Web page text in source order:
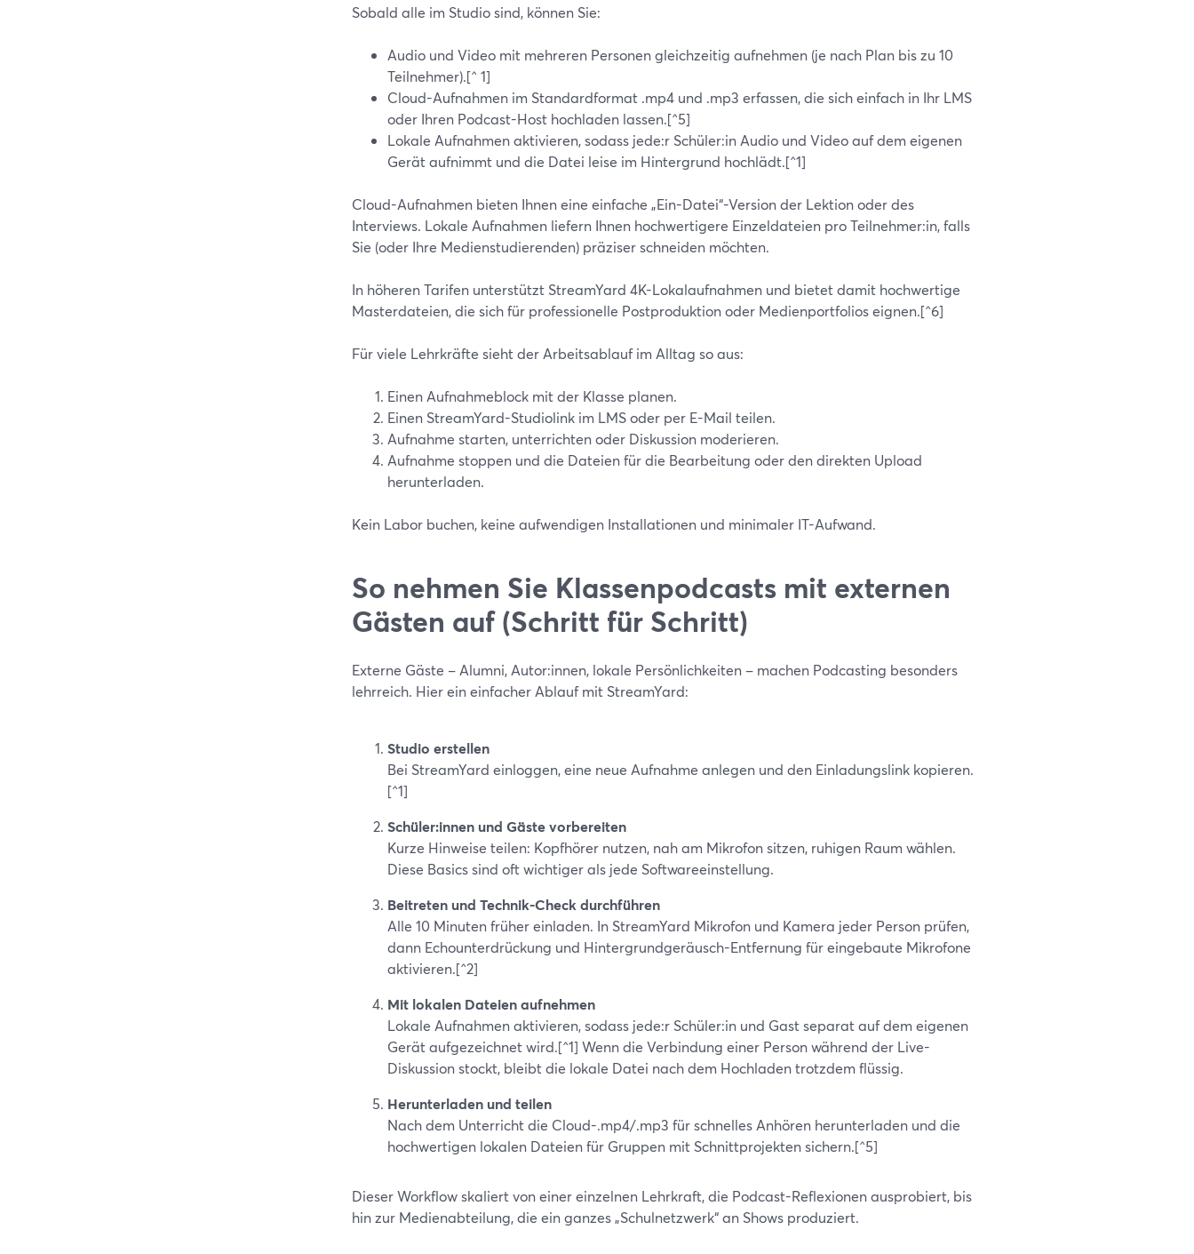
Sobald alle im Studio sind, können Sie:
Audio und Video mit mehreren Personen gleichzeitig aufnehmen (je nach Plan bis zu 10
Teilnehmer).[^ 1]
Cloud-Aufnahmen im Standardformat .mp4 und .mp3 erfassen, die sich einfach in Ihr LMS
oder Ihren Podcast-Host hochladen lassen.[^5]
Lokale Aufnahmen aktivieren, sodass jede:r Schüler:in Audio und Video auf dem eigenen
Gerät aufnimmt und die Datei leise im Hintergrund hochlädt.[^1]
Cloud-Aufnahmen bieten Ihnen eine einfache „Ein-Datei“-Version der Lektion oder des
Interviews. Lokale Aufnahmen liefern Ihnen hochwertigere Einzeldateien pro Teilnehmer:in, falls
Sie (oder Ihre Medienstudierenden) präziser schneiden möchten.
In höheren Tarifen unterstützt StreamYard 4K-Lokalaufnahmen und bietet damit hochwertige
Masterdateien, die sich für professionelle Postproduktion oder Medienportfolios eignen.[^6]
Für viele Lehrkräfte sieht der Arbeitsablauf im Alltag so aus:
Einen Aufnahmeblock mit der Klasse planen.
Einen StreamYard-Studiolink im LMS oder per E-Mail teilen.
Aufnahme starten, unterrichten oder Diskussion moderieren.
Aufnahme stoppen und die Dateien für die Bearbeitung oder den direkten Upload
herunterladen.
Kein Labor buchen, keine aufwendigen Installationen und minimaler IT-Aufwand.
So nehmen Sie Klassenpodcasts mit externen
Gästen auf (Schritt für Schritt)
Externe Gäste – Alumni, Autor:innen, lokale Persönlichkeiten – machen Podcasting besonders
lehrreich. Hier ein einfacher Ablauf mit StreamYard:
Studio erstellen
Bei StreamYard einloggen, eine neue Aufnahme anlegen und den Einladungslink kopieren.
[^1]
Schüler:innen und Gäste vorbereiten
Kurze Hinweise teilen: Kopfhörer nutzen, nah am Mikrofon sitzen, ruhigen Raum wählen.
Diese Basics sind oft wichtiger als jede Softwareeinstellung.
Beitreten und Technik-Check durchführen
Alle 10 Minuten früher einladen. In StreamYard Mikrofon und Kamera jeder Person prüfen,
dann Echounterdrückung und Hintergrundgeräusch-Entfernung für eingebaute Mikrofone
aktivieren.[^2]
Mit lokalen Dateien aufnehmen
Lokale Aufnahmen aktivieren, sodass jede:r Schüler:in und Gast separat auf dem eigenen
Gerät aufgezeichnet wird.[^1] Wenn die Verbindung einer Person während der Live-
Diskussion stockt, bleibt die lokale Datei nach dem Hochladen trotzdem flüssig.
Herunterladen und teilen
Nach dem Unterricht die Cloud-.mp4/.mp3 für schnelles Anhören herunterladen und die
hochwertigen lokalen Dateien für Gruppen mit Schnittprojekten sichern.[^5]
Dieser Workflow skaliert von einer einzelnen Lehrkraft, die Podcast-Reflexionen ausprobiert, bis
hin zur Medienabteilung, die ein ganzes „Schulnetzwerk“ an Shows produziert.